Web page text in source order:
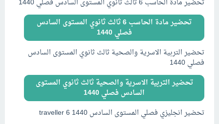
تحضير مادة الحاسب 6 ثالث ثانوي المستوى السادس فصلي 1440
تحضير مادة الحاسب 6 ثالث ثانوي المستوى السادس
فصلي 1440
تحضير التربية الاسرية والصحية ثالث ثانوي المستوى السادس
فصلي 1440
تحضير التربية الاسرية والصحية ثالث ثانوي المستوى
السادس فصلي 1440
تحضير انجليزي فصلي المستوى السادس traveller 6 1440